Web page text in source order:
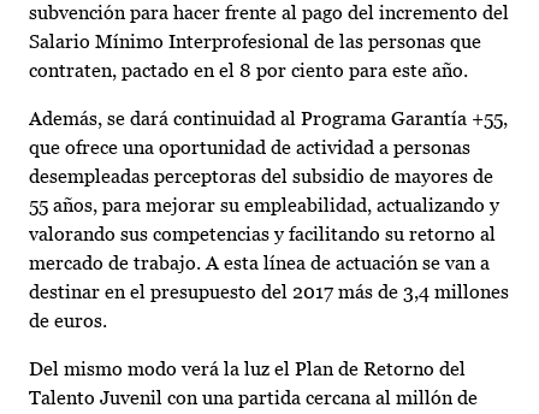
subvención para hacer frente al pago del incremento del
Salario Mínimo Interprofesional de las personas que
contraten, pactado en el 8 por ciento para este año.
Además, se dará continuidad al Programa Garantía +55,
que ofrece una oportunidad de actividad a personas
desempleadas perceptoras del subsidio de mayores de
55 años, para mejorar su empleabilidad, actualizando y
valorando sus competencias y facilitando su retorno al
mercado de trabajo. A esta línea de actuación se van a
destinar en el presupuesto del 2017 más de 3,4 millones
de euros.
Del mismo modo verá la luz el Plan de Retorno del
Talento Juvenil con una partida cercana al millón de